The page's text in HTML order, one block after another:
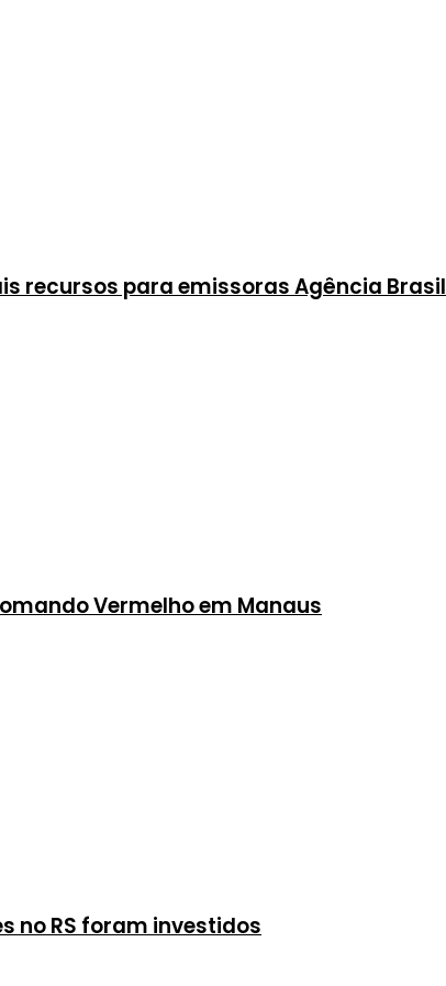
recursos para emissoras Agência Brasil
Vermelho em Manaus
no RS foram investidos